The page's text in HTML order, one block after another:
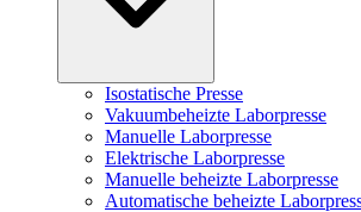
Isostatische Presse
Vakuumbeheizte Laborpresse
Manuelle Laborpresse
Elektrische Laborpresse
Manuelle beheizte Laborpresse
Automatische beheizte